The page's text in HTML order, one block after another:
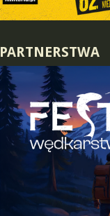
PARTNERSTWA